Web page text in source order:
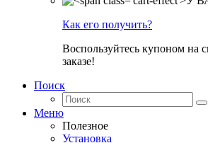
Как его получить?
Воспользуйтесь купоном на
заказе!
Поиск
Меню
Полезное
Установка